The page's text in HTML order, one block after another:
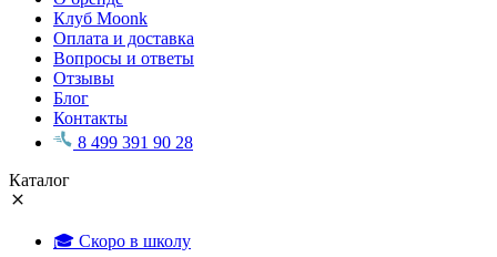
Клуб Moonk
Оплата и доставка
Вопросы и ответы
Отзывы
Блог
Контакты
8 499 391 90 28
Каталог
🎓 Скоро в школу